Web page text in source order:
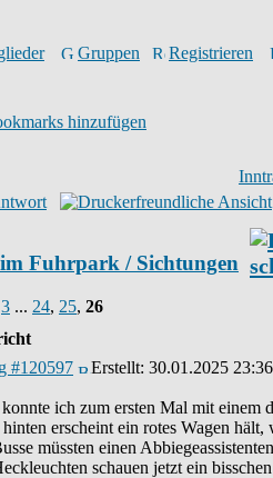
Gruppen Registrieren
hinzufügen
Fuhrpark / Sichtungen
3 ... 24, 25, 26
#120597 Erstellt: 30.01.2025 23:36
ich zum ersten Mal mit einem
erscheint ein rotes Wagen
müssten einen
schauen jetzt ein